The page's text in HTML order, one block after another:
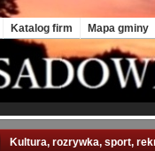
Katalog firm Mapa gminy
Kultura, rozrywka, sport,